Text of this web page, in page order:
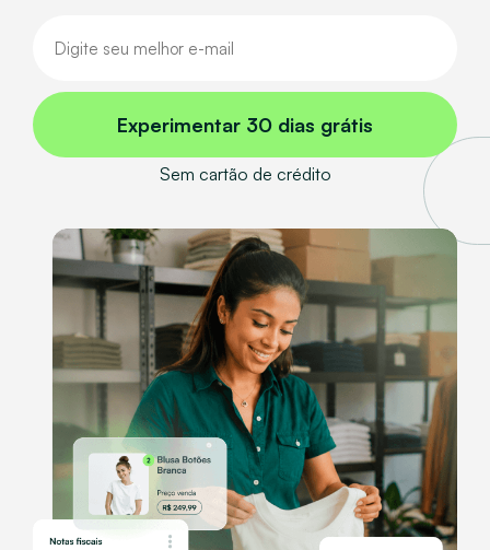
Experimentar 30 dias grátis
Sem cartão de crédito